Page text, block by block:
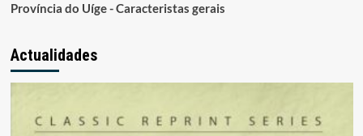
Província do Uíge - Caracteristas gerais
Actualidades